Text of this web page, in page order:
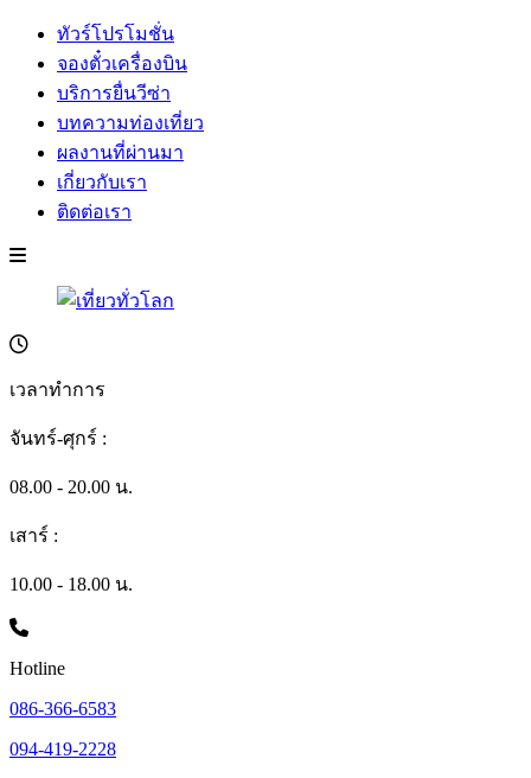
ทัวร์โปรโมชั่น
จองตั๋วเครื่องบิน
บริการยื่นวีซ่า
บทความท่องเที่ยว
ผลงานที่ผ่านมา
เกี่ยวกับเรา
ติดต่อเรา
เวลาทำการ
จันทร์-ศุกร์ :
08.00 - 20.00 น.
เสาร์ :
10.00 - 18.00 น.
Hotline
086-366-6583
094-419-2228